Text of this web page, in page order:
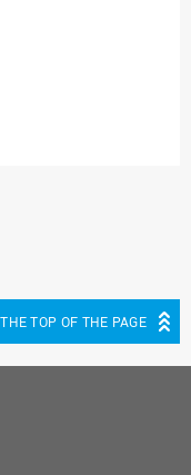
TOP OF THE PAGE